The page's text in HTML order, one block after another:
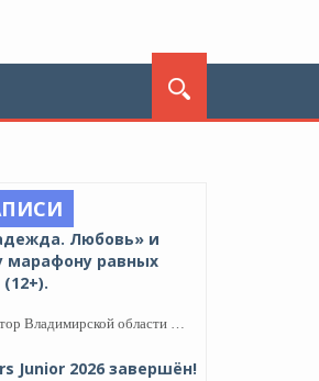
Любовь» и
марафону равных
Владимирской области …
Junior 2026 завершён!